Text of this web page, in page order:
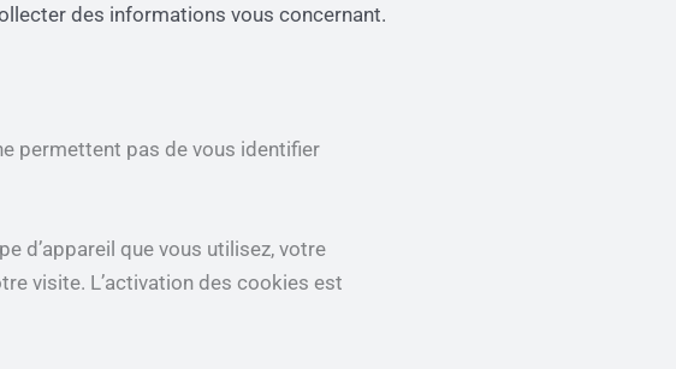
des informations vous concernant.
permettent pas de vous identifier
d’appareil que vous utilisez, votre
visite. L’activation des cookies est